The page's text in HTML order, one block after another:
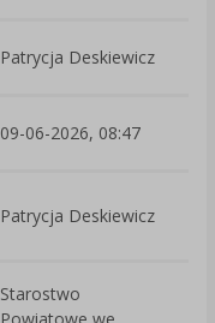
Patrycja Deskiewicz
09-06-2026, 08:47
Patrycja Deskiewicz
Starostwo
Powiatowe we